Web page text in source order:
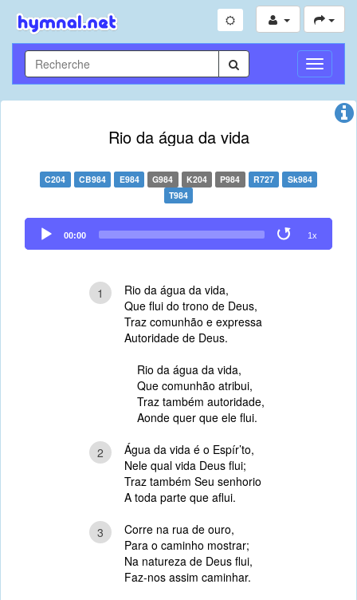
Toggle
Rio da água da vida
C204 CB984 E984 G984 K204 P984 R727
Sk984
T984
Audio
Player
00:00 1x
1
Rio da água da vida,
Que flui do trono de Deus,
Traz comunhão e expressa
Autoridade de Deus.
Rio da água da vida,
Que comunhão atribui,
Traz também autoridade,
Aonde quer que ele flui.
2
Água da vida é o Espír’to,
Nele qual vida Deus flui;
Traz também Seu senhorio
A toda parte que aflui.
3
Corre na rua de ouro,
Para o caminho mostrar;
Na natureza de Deus flui,
Faz-nos assim caminhar.